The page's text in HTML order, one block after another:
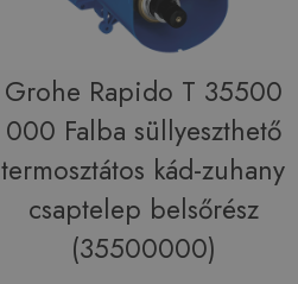
Grohe Rapido T 35500
000 Falba süllyeszthető
termosztátos kád-zuhany
csaptelep belsőrész
(35500000)